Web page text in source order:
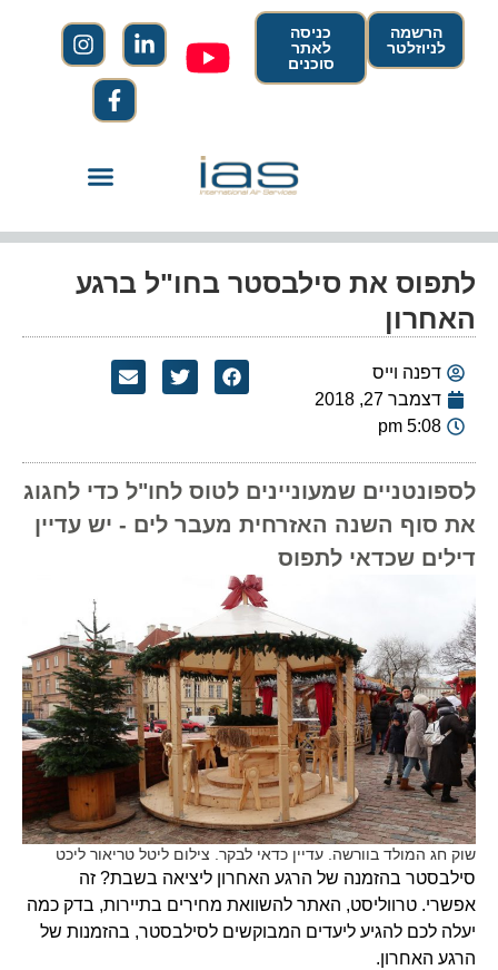
הרשמה
לניוזלטר
כניסה
לאתר
סוכנים
לתפוס את סילבסטר בחו"ל ברגע
האחרון
דפנה וייס
דצמבר 27, 2018
5:08 pm
לספונטניים שמעוניינים לטוס לחו"ל כדי לחגוג
את סוף השנה האזרחית מעבר לים - יש עדיין
דילים שכדאי לתפוס
שוק חג המולד בוורשה. עדיין כדאי לבקר. צילום ליטל טריאור ליכט
סילבסטר בהזמנה של הרגע האחרון ליציאה בשבת? זה
אפשרי. טרווליסט, האתר להשוואת מחירים בתיירות, בדק כמה
יעלה לכם להגיע ליעדים המבוקשים לסילבסטר, בהזמנות של
הרגע האחרון.